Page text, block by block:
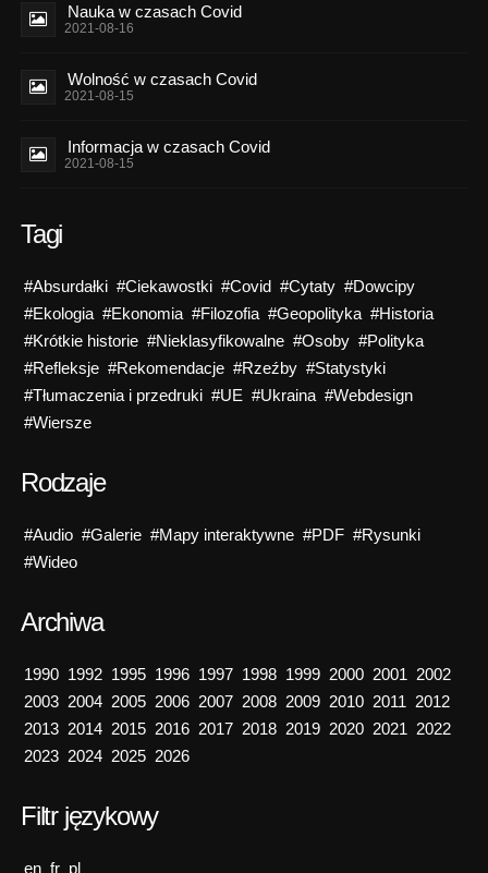
Nauka w czasach Covid
2021-08-16
Wolność w czasach Covid
2021-08-15
Informacja w czasach Covid
2021-08-15
Tagi
#Absurdałki #Ciekawostki #Covid #Cytaty #Dowcipy
#Ekologia #Ekonomia #Filozofia #Geopolityka #Historia
#Krótkie historie #Nieklasyfikowalne #Osoby #Polityka
#Refleksje #Rekomendacje #Rzeźby #Statystyki
#Tłumaczenia i przedruki #UE #Ukraina #Webdesign
#Wiersze
Rodzaje
#Audio #Galerie #Mapy interaktywne #PDF #Rysunki
#Wideo
Archiwa
1990 1992 1995 1996 1997 1998 1999 2000 2001 2002
2003 2004 2005 2006 2007 2008 2009 2010 2011 2012
2013 2014 2015 2016 2017 2018 2019 2020 2021 2022
2023 2024 2025 2026
Filtr językowy
en fr pl